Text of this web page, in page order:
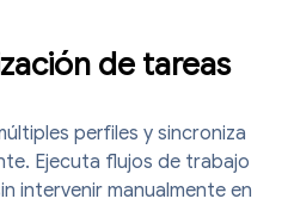
de tareas
perfiles y sincroniza
Ejecuta flujos de trabajo
intervenir manualmente en